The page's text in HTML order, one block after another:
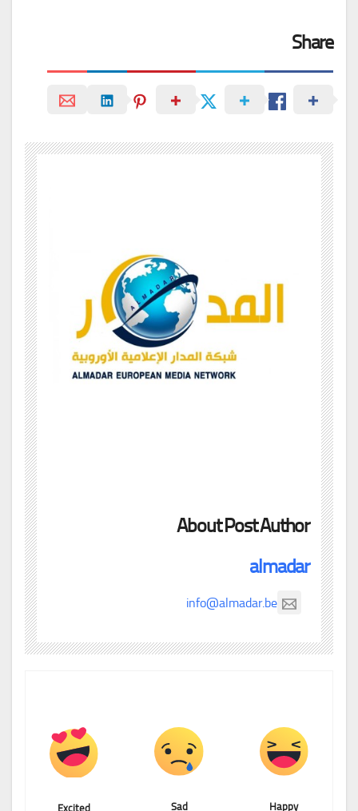
Share
About Post Author
almadar
info@almadar.be
Happy
Sad